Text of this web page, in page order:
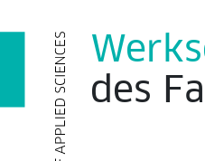
des